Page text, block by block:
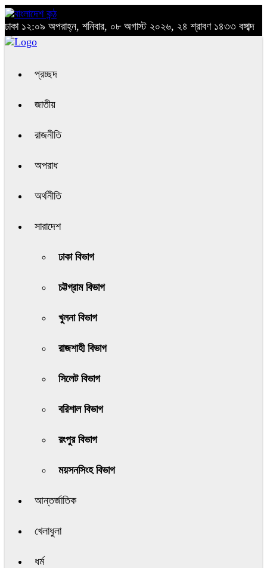
ঢাকা ১২:০৯ অপরাহ্ন, শনিবার, ০৮ অগাস্ট ২০২৬, ২৪ শ্রাবণ ১৪৩৩ বঙ্গাব্দ
প্রচ্ছদ
জাতীয়
রাজনীতি
অপরাধ
অর্থনীতি
সারাদেশ
ঢাকা বিভাগ
চট্টগ্রাম বিভাগ
খুলনা বিভাগ
রাজশাহী বিভাগ
সিলেট বিভাগ
বরিশাল বিভাগ
রংপুর বিভাগ
ময়সনসিংহ বিভাগ
আন্তর্জাতিক
খেলাধুলা
ধর্ম